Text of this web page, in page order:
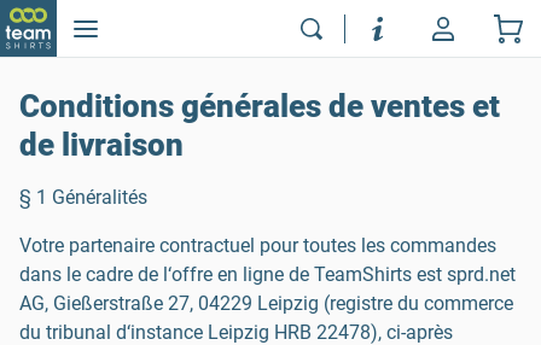
Conditions générales de ventes et
de livraison
§ 1 Généralités
Votre partenaire contractuel pour toutes les commandes
dans le cadre de l‘offre en ligne de TeamShirts est sprd.net
AG, Gießerstraße 27, 04229 Leipzig (registre du commerce
du tribunal d‘instance Leipzig HRB 22478), ci-après